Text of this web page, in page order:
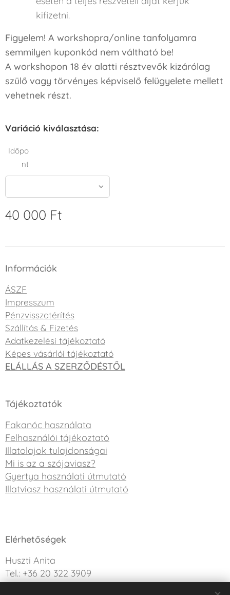
kifizetni.
Figyelem! A workshopra/online tanfolyamra
semmilyen kuponkód nem váltható be!
A workshopon 18 év alatti résztvevők kizárólag
szülő vagy törvényes képviselő felügyelete mellett
vehetnek részt.
Variáció kiválasztása:
Időpo
nt
40 000 Ft
Információk
ÁSZF
Impresszum
Pénzvisszatérítés
Szállítás & Fizetés
Adatkezelési tájékoztató
Képes vásárlói tájékoztató
ELÁLLÁS A SZERZŐDÉSTŐL
Tájékoztatók
Fakanóc használata
Felhasználói tájékoztató
Illatolajok tulajdonságai
Mi is az a szójaviasz?
Gyertya használati útmutató
Illatviasz használati útmutató
Elérhetőségek
Huszti Anita
Tel.: +36 20 322 3909